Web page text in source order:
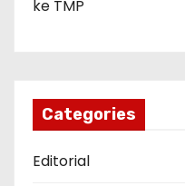
ke TMP
Categories
Editorial